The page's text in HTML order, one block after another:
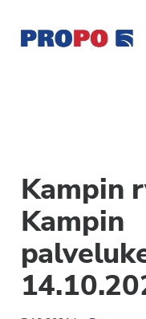
pääsisältöön
ensisijaiseen
sivupalkkiin
alatunnisteeseen
Ry
on
perustettu
vuonna
1997.
Yhdistys
on
Kampin
Kampin